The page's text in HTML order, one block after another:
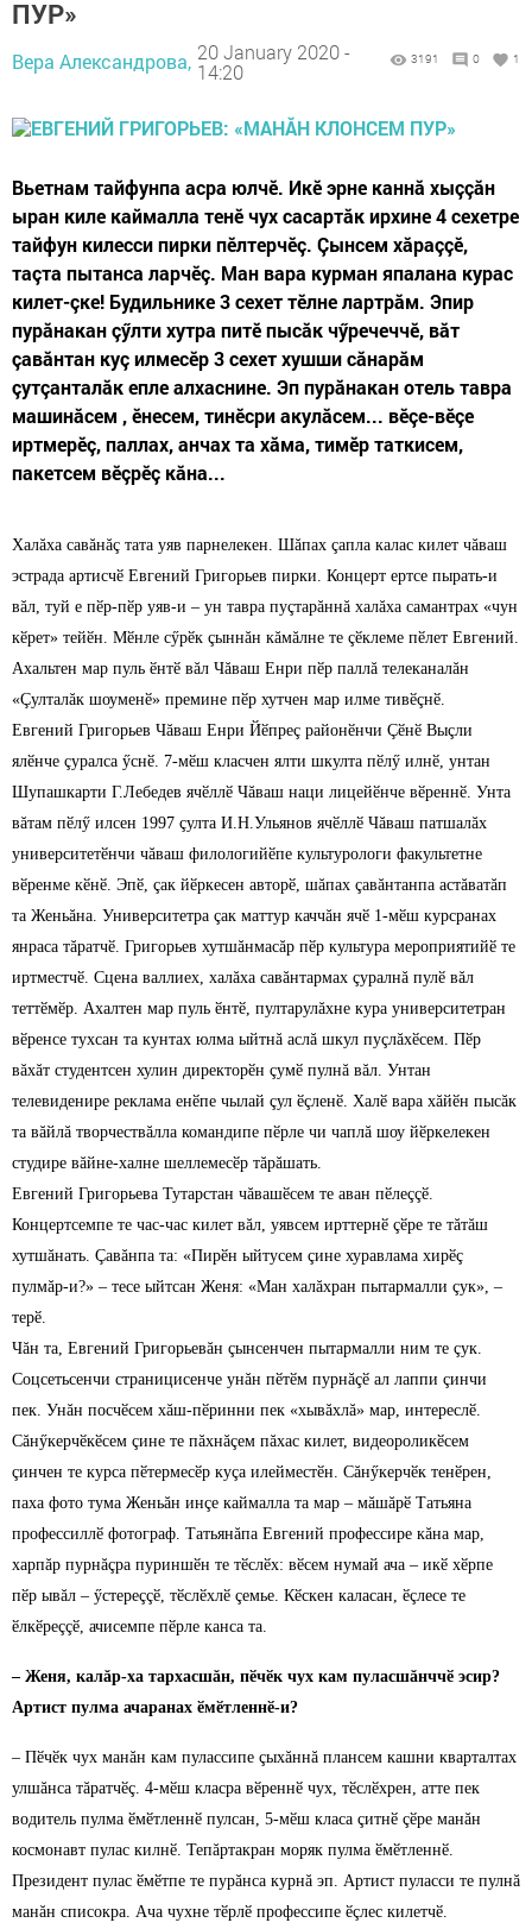
ПУР»
Вера Александрова, 20 January 2020 -
14:20
3191 0 1
Вьетнам тайфунпа асра юлчӗ. Икӗ эрне каннă хыççăн
ыран киле каймалла тенӗ чух сасартăк ирхине 4 сехетре
тайфун килесси пирки пӗлтерчӗç. Çынсем хăраççӗ,
таçта пытанса ларчӗç. Ман вара курман япалана курас
килет-çке! Будильнике 3 сехет тӗлне лартрăм. Эпир
пурăнакан çӳлти хутра питӗ пысăк чӳречеччӗ, вăт
çавăнтан куç илмесӗр 3 сехет хушши сăнарăм
çутçанталăк епле алхаснине. Эп пурăнакан отель тавра
машинăсем , ӗнесем, тинӗсри акулăсем... вӗçе-вӗçе
иртмерӗç, паллах, анчах та хăма, тимӗр таткисем,
пакетсем вӗçрӗç кăна...
Халăха савăнăç тата уяв парнелекен. Шăпах çапла калас килет чăваш
эстрада артисчӗ Евгений Григорьев пирки. Концерт ертсе пырать-и
вăл, туй е пӗр-пӗр уяв-и – ун тавра пуçтарăннă халăха самантрах «чун
кӗрет» тейӗн. Мӗнле сӳрӗк çыннăн кăмăлне те çӗклеме пӗлет Евгений.
Ахальтен мар пуль ӗнтӗ вăл Чăваш Енри пӗр паллă телеканалăн
«Çулталăк шоуменӗ» премине пӗр хутчен мар илме тивӗçнӗ.
Евгений Григорьев Чăваш Енри Йӗпреç районӗнчи Çӗнӗ Выçли
ялӗнче çуралса ӳснӗ. 7-мӗш класчен ялти шкулта пӗлӳ илнӗ, унтан
Шупашкарти Г.Лебедев ячӗллӗ Чăваш наци лицейӗнче вӗреннӗ. Унта
вăтам пӗлӳ илсен 1997 çулта И.Н.Ульянов ячӗллӗ Чăваш патшалăх
университетӗнчи чăваш филологийӗпе культурологи факультетне
вӗренме кӗнӗ. Эпӗ, çак йӗркесен авторӗ, шăпах çавăнтанпа астăватăп
та Женьăна. Университетра çак маттур каччăн ячӗ 1-мӗш курсранах
янраса тăратчӗ. Григорьев хутшăнмасăр пӗр культура мероприятийӗ те
иртместчӗ. Сцена валлиех, халăха савăнтармах çуралнă пулӗ вăл
теттӗмӗр. Ахалтен мар пуль ӗнтӗ, пултарулăхне кура университетран
вӗренсе тухсан та кунтах юлма ыйтнă аслă шкул пуçлăхӗсем. Пӗр
вăхăт студентсен хулин директорӗн çумӗ пулнă вăл. Унтан
телевиденире реклама енӗпе чылай çул ӗçленӗ. Халӗ вара хăйӗн пысăк
та вăйлă творчествăлла командипе пӗрле чи чаплă шоу йӗркелекен
студире вăйне-халне шеллемесӗр тăрăшать.
Евгений Григорьева Тутарстан чăвашӗсем те аван пӗлеççӗ.
Концертсемпе те час-час килет вăл, уявсем ирттернӗ çӗре те тăтăш
хутшăнать. Çавăнпа та: «Пирӗн ыйтусем çине хуравлама хирӗç
пулмăр-и?» – тесе ыйтсан Женя: «Ман халăхран пытармалли çук», –
терӗ.
Чăн та, Евгений Григорьевăн çынсенчен пытармалли ним те çук.
Соцсетьсенчи страницисенче унăн пӗтӗм пурнăçӗ ал лаппи çинчи
пек. Унăн посчӗсем хăш-пӗринни пек «хывăхлă» мар, интереслӗ.
Сăнӳкерчӗкӗсем çине те пăхнăçем пăхас килет, видеороликӗсем
çинчен те курса пӗтермесӗр куçа илейместӗн. Сăнӳкерчӗк тенӗрен,
паха фото тума Женьăн инçе каймалла та мар – мăшăрӗ Татьяна
профессиллӗ фотограф. Татьянăпа Евгений профессире кăна мар,
харпăр пурнăçра пуриншӗн те тӗслӗх: вӗсем нумай ача – икӗ хӗрпе
пӗр ывăл – ӳстереççӗ, тӗслӗхлӗ çемье. Кӗскен каласан, ӗçлесе те
ӗлкӗреççӗ, ачисемпе пӗрле канса та.
– Женя, калăр-ха тархасшăн, пӗчӗк чух кам пуласшăнччӗ эсир?
Артист пулма ачаранах ӗмӗтленнӗ-и?
– Пӗчӗк чух манăн кам пулассипе çыхăннă плансем кашни кварталтах
улшăнса тăратчӗç. 4-мӗш класра вӗреннӗ чух, тӗслӗхрен, атте пек
водитель пулма ӗмӗтленнӗ пулсан, 5-мӗш класа çитнӗ çӗре манăн
космонавт пулас килнӗ. Тепăртакран моряк пулма ӗмӗтленнӗ.
Президент пулас ӗмӗтпе те пурăнса курнă эп. Артист пуласси те пулнă
манăн списокра. Ача чухне тӗрлӗ профессипе ӗçлес килетчӗ.